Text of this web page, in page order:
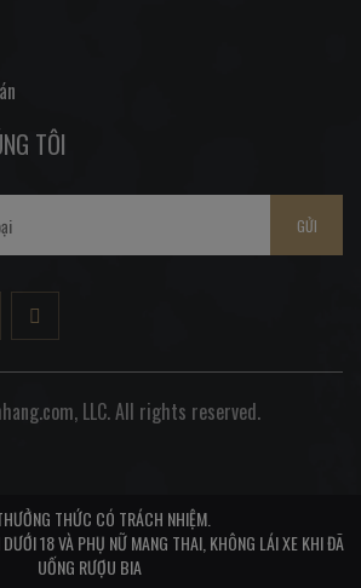
TÔI
GỬI
LLC. All rights reserved.
THỨC CÓ TRÁCH NHIỆM.
18 VÀ PHỤ NỮ MANG THAI, KHÔNG LÁI XE KHI ĐÃ
UỐNG RƯỢU BIA